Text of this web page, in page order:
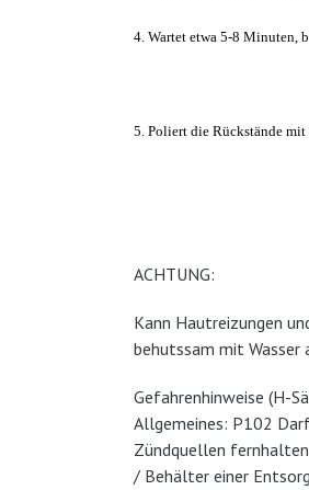
4. Wartet etwa 5-8 Minuten,
5. Poliert die Rückstände mit
ACHTUNG:
Kann Hautreizungen
behutssam mit
Gefahrenhinweise (H-
Allgemeines: P102
Zündquellen
/ Behälter einer